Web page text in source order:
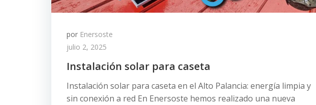
por Enersoste
julio 2, 2025
Instalación solar para caseta
Instalación solar para caseta en el Alto Palancia: energía limpia y
sin conexión a red En Enersoste hemos realizado una nueva